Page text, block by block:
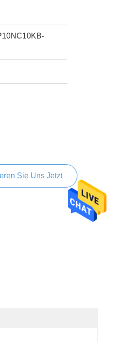
Sie Uns Jetzt